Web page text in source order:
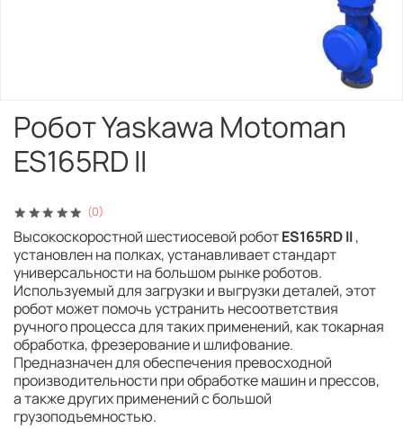
(0)
Робот Yaskawa Motoman
ES165RD II
Высокоскоростной шестиосевой роботES165RD II,
установлен на полках, устанавливает стандарт
универсальности на большом рынке роботов.
Используемый для загрузки и выгрузки деталей, этот
робот может помочь устранить несоответствия
ручного процесса для таких применений, как токарная
обработка, фрезерование и шлифование.
Предназначен для обеспечения превосходной
производительности при обработке машин и прессов,
а также других применений с большой
грузоподъемностью.